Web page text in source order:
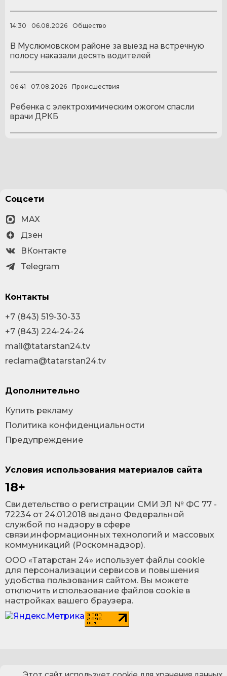
14:30 06.08.2026 Общество
В Муслюмовском районе за выезд на встречную
полосу наказали десять водителей
06:41 07.08.2026 Происшествия
Ребенка с электрохимическим ожогом спасли
врачи ДРКБ
Условия использования материалов сайта
18+
Cвидетельство о регистрации СМИ ЭЛ № ФС 77 -
72234 от 24.01.2018 выдано Федеральной
службой по надзору в сфере
связи,информационных технологий и массовых
коммуникаций (Роскомнадзор).
ООО «Татарстан 24» использует файлы cookie
для персонализации сервисов и повышения
удобства пользования сайтом. Вы можете
отключить использование файлов cookie в
настройках вашего браузера.
Соцсети
MAX
Дзен
ВКонтакте
Telegram
Контакты
+7 (843) 519-30-33
+7 (843) 224-24-24
mail@tatarstan24.tv
reclama@tatarstan24.tv
Дополнительно
Купить рекламу
Политика конфиденциальности
Предупреждение